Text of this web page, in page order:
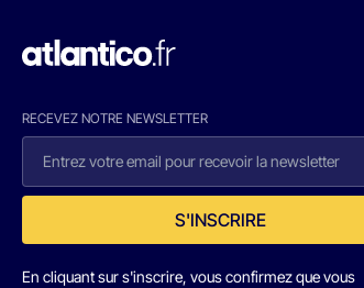
RECEVEZ NOTRE NEWSLETTER
S'INSCRIRE
En cliquant sur s'inscrire, vous confirmez que vous